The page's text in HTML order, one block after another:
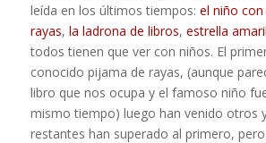
leída en los últimos tiempos: el niño
rayas, la ladrona de libros, estrella
todos tienen que ver con niños. El
conocido pijama de rayas, (aunque
libro que nos ocupa y el famoso niño
mismo tiempo) luego han venido otros
restantes han superado al primero,